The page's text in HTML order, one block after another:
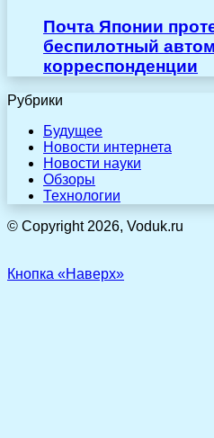
Почта Японии
беспилотный
корреспонденции
Рубрики
Будущее
Новости интернета
Новости науки
Обзоры
Технологии
© Copyright 2026, Voduk.ru
Кнопка «Наверх»